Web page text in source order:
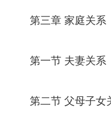
第三章 家庭关系
第一节 夫妻关系
第二节 父母子女